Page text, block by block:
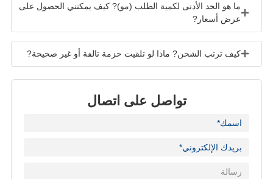
ما هو الحد الأدنى لكمية الطلب (مو)? كيف يمكنني الحصول على
عرض أسعار?
كيف ترتب الشحن? ماذا لو تلقيت حزمة تالفة أو غير صحيحة?
تواصل على اتصال